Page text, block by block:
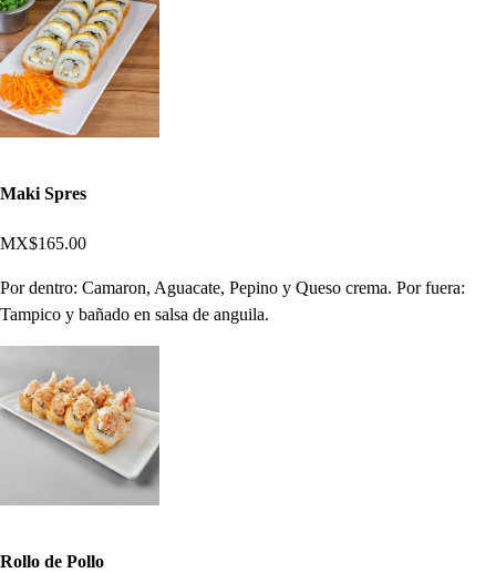
Maki Spres
MX$165.00
Por dentro: Camaron, Aguacate, Pepino y Queso crema. Por fuera:
Tampico y bañado en salsa de anguila.
Rollo de Pollo